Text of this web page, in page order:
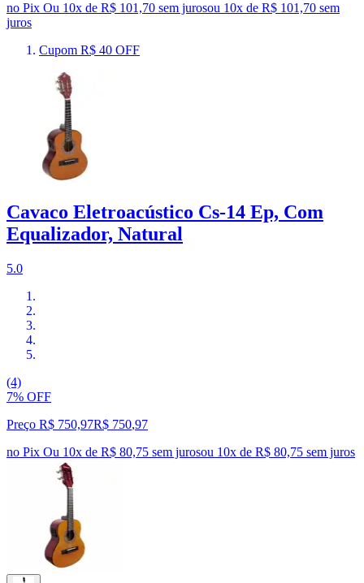
no Pix Ou 10x de R$ 101,70 sem jurosou 10x de R$ 101,70 sem
juros
Cupom R$ 40 OFF
Cavaco Eletroacústico Cs-14 Ep, Com
Equalizador, Natural
5.0
(4)
7% OFF
Preço R$ 750,97R$ 750,97
no Pix Ou 10x de R$ 80,75 sem jurosou 10x de R$ 80,75 sem juros